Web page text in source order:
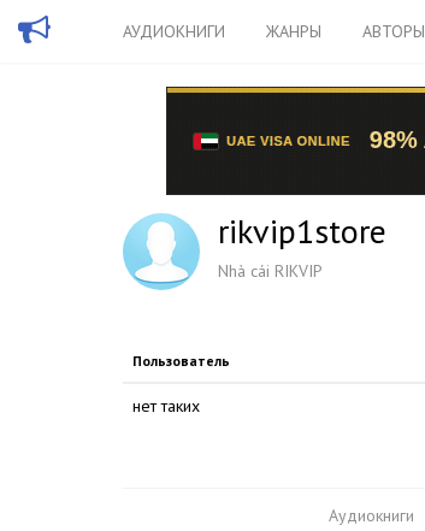
АУДИОКНИГИ ЖАНРЫ АВТОРЫ
rikvip1store
Nhà cái RIKVIP
Пользователь
нет таких
Аудиокниги